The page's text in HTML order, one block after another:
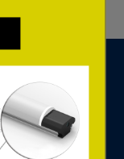
perheyritys,